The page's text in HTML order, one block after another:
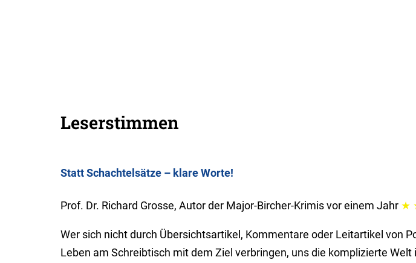
Leserstimmen
Statt Schachtelsätze – klare Worte!
Prof. Dr. Richard Grosse, Autor der Major-Bircher-Krimisvor einem Jahr ★
Wer sich nicht durch Übersichtsartikel, Kommentare oder Leitartikel von
Leben am Schreibtisch mit dem Ziel verbringen, uns die komplizierte